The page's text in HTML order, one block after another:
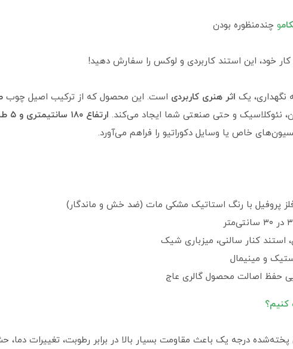
و چندمنظوره بودن
خود، این استند کاربردی و لوکس را سفارش دهید!
نگهداری، یک اثر هنری کاربردی است. این محصول که از ترکیب اصیل چوب
نئوکلاسیک و حتی صنعتی شما ایجاد می‌کند. ارتفاع ۱۸۰ سانتیمتری و ۵ طبقه وسیع
پروفیل با رنگ استاتیک مشکی مات (ضد خش و ماندگار)
استند کنار سالنی، میزباری شیک
و مینیمال
درجه یک باعث مقاومت بسیار بالا در برابر رطوبت، تغییرات